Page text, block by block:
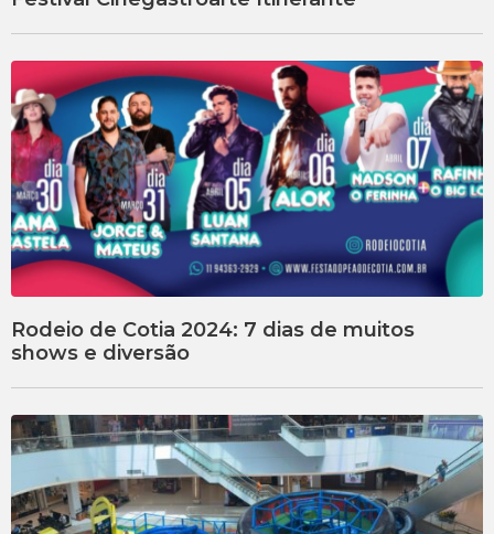
Rodeio de Cotia 2024: 7 dias de muitos
shows e diversão